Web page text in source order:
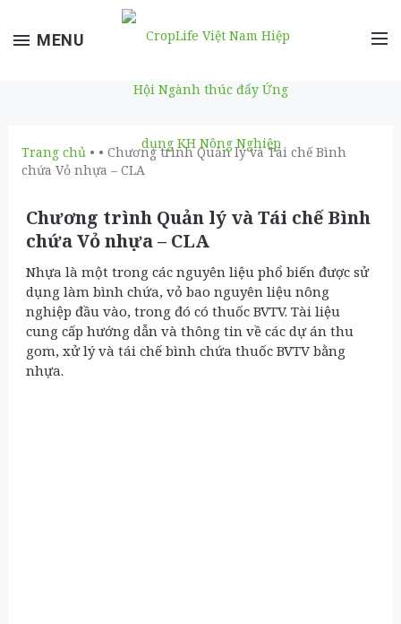
ToggleMENU
Trang chủ• • Chương trình Quản lý và Tái chế Bình
chứa Vỏ nhựa – CLA
Chương trình Quản lý và Tái chế Bình
chứa Vỏ nhựa – CLA
Nhựa là một trong các nguyên liệu phổ biến được sử
dụng làm bình chứa, vỏ bao nguyên liệu nông
nghiệp đầu vào, trong đó có thuốc BVTV. Tài liệu
cung cấp hướng dẫn và thông tin về các dự án thu
gom, xử lý và tái chế bình chứa thuốc BVTV bằng
nhựa.